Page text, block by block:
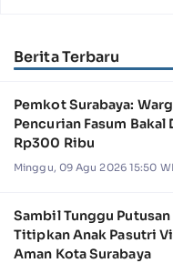
Berita Terbaru
Pemkot Surabaya:
Pencurian Fasum
Rp300 Ribu
Minggu, 09 Agu 2026 15:50
Sambil Tunggu
Titipkan Anak Pasutri
Aman Kota Surabaya